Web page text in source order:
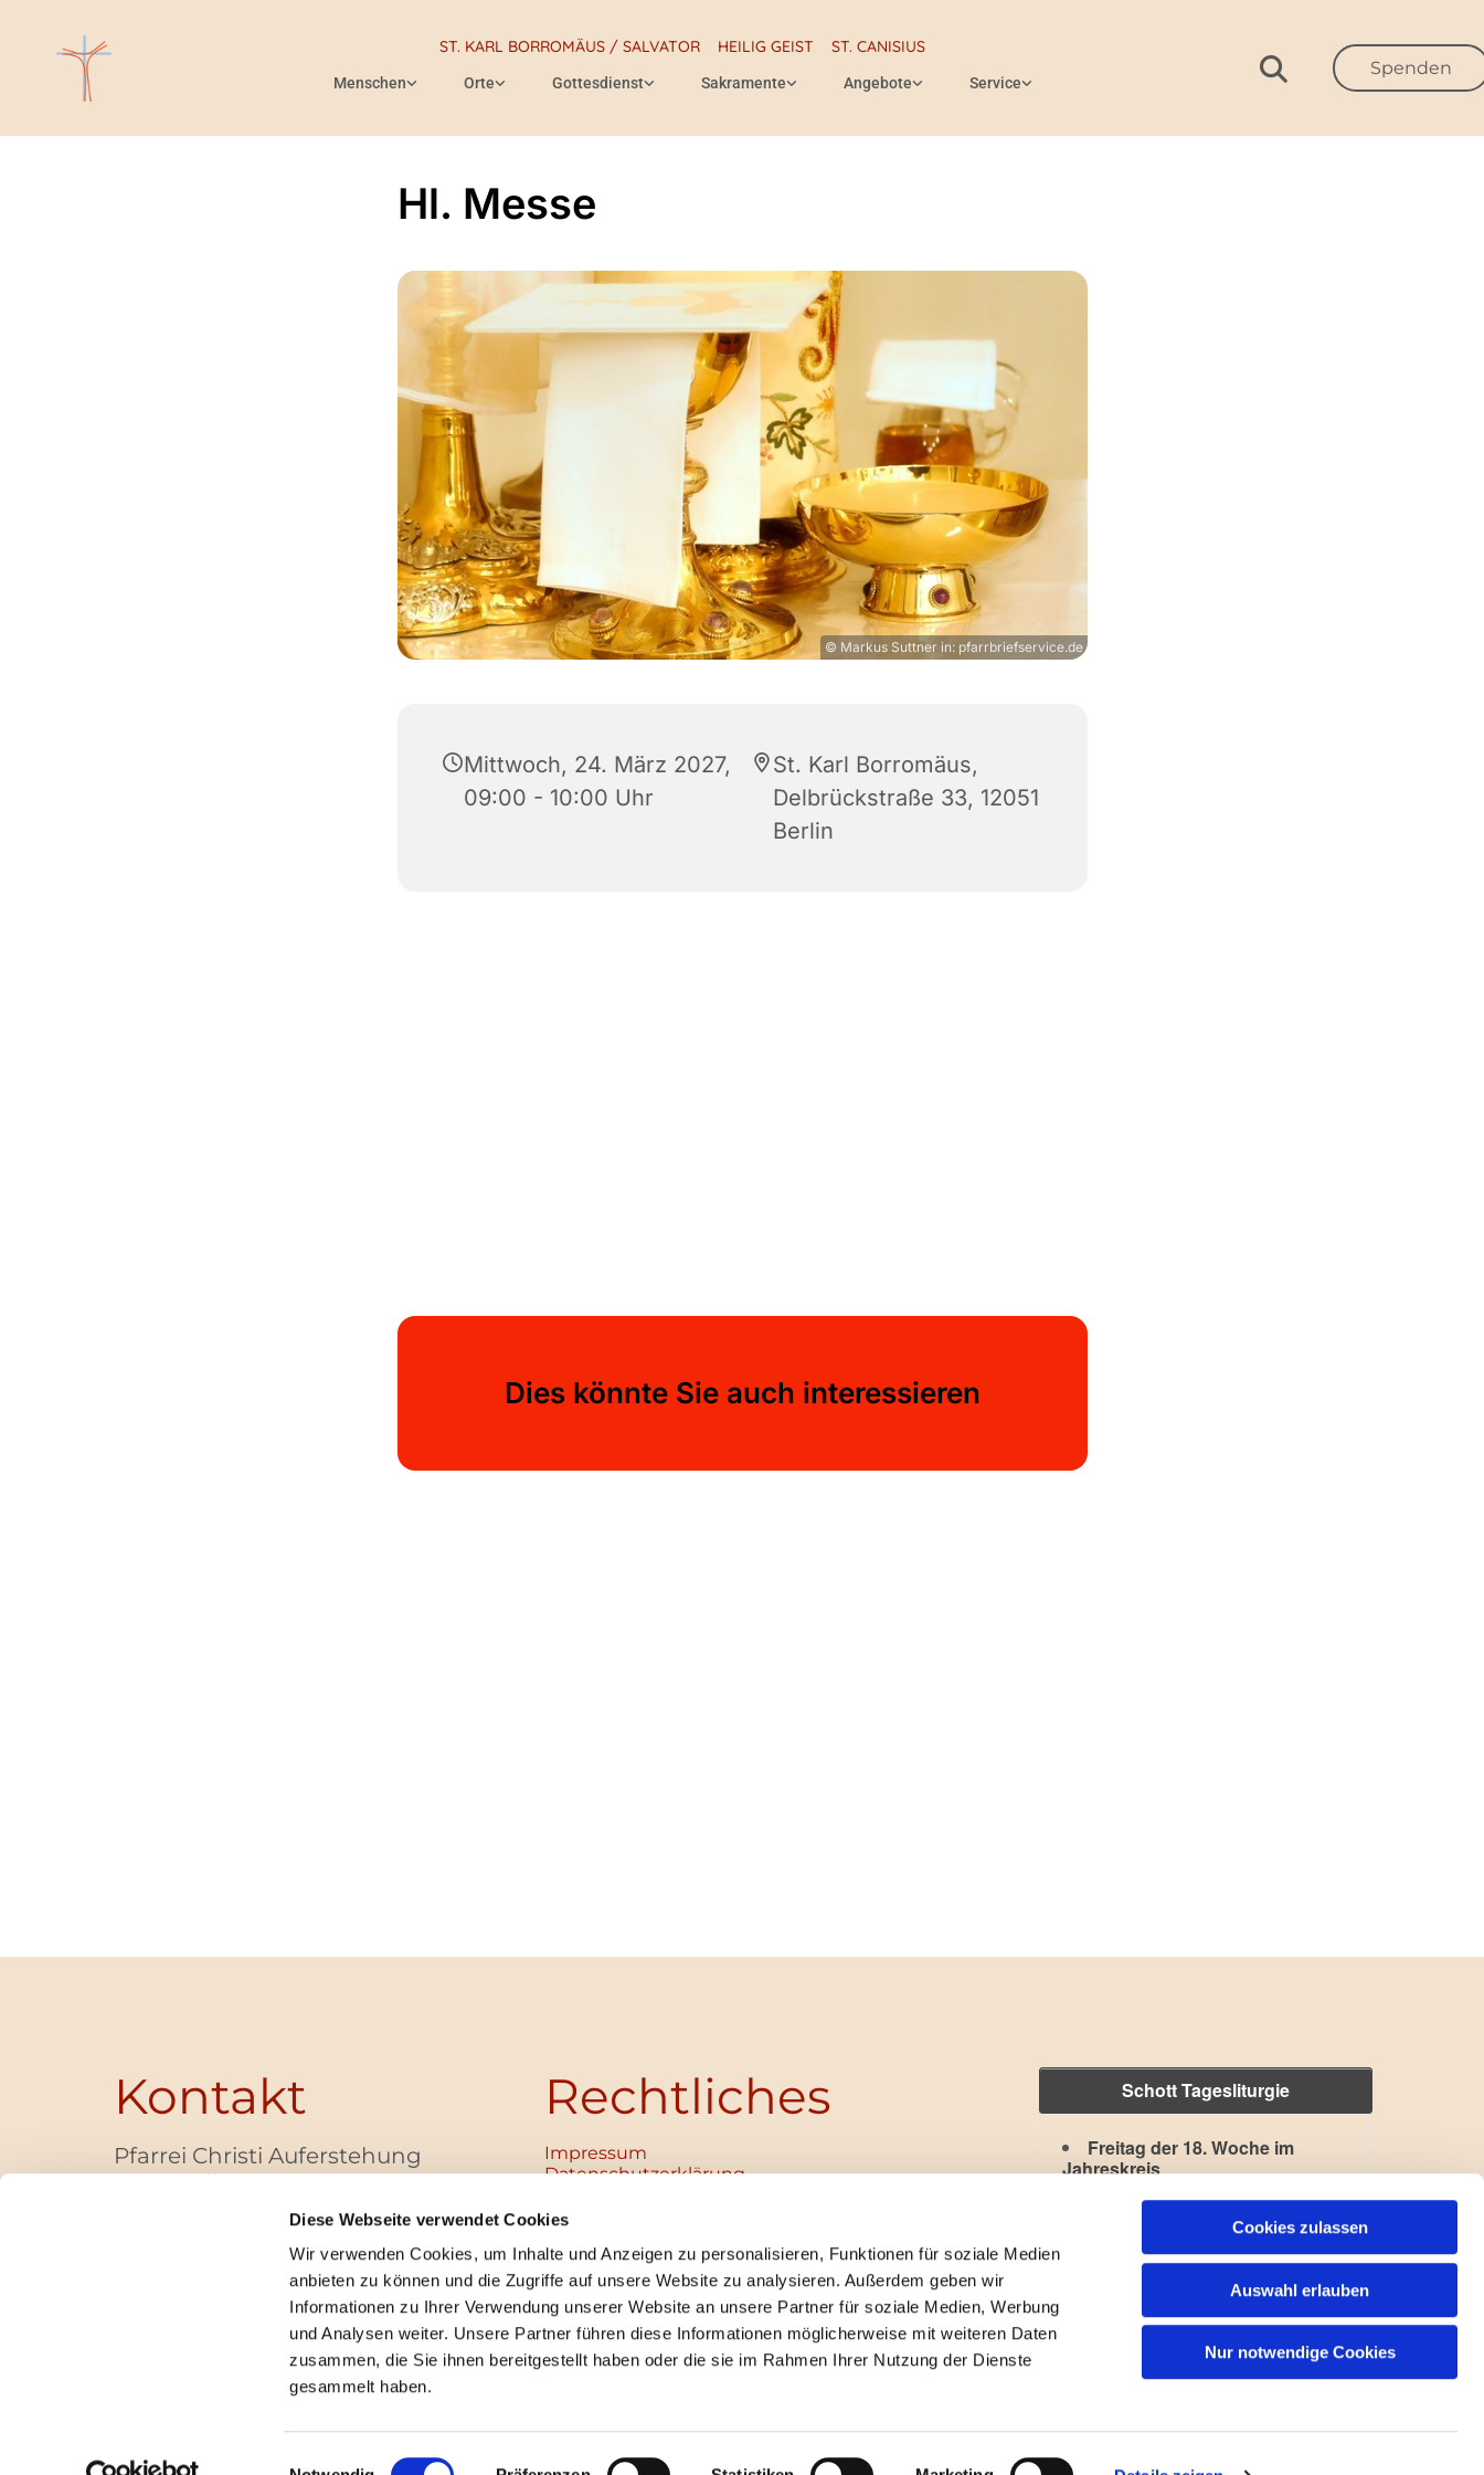
Diese Webseite verwendet Cookies
Wir verwenden Cookies, um Inhalte und Anzeigen zu personalisieren, Funktionen für soziale Medien
anbieten zu können und die Zugriffe auf unsere Website zu analysieren. Außerdem geben wir
Informationen zu Ihrer Verwendung unserer Website an unsere Partner für soziale Medien, Werbung
und Analysen weiter. Unsere Partner führen diese Informationen möglicherweise mit weiteren Daten
zusammen, die Sie ihnen bereitgestellt haben oder die sie im Rahmen Ihrer Nutzung der Dienste
gesammelt haben.
Einwilligungsauswahl
Cookies zulassen
Auswahl erlauben
Nur notwendige Cookies
ST. KARL BORROMÄUS / SALVATOR HEILIG GEIST ST. CANISIUS
Menschen Orte Gottesdienst Sakramente Angebote Service
Spenden
Hl. Messe
© Markus Suttner in: pfarrbriefservice.de
Mittwoch, 24. März 2027,
09:00 - 10:00 Uhr
St. Karl Borromäus,
Delbrückstraße 33, 12051
Berlin
Dies könnte Sie auch interessieren
Kontakt
Pfarrei Christi Auferstehung
Bayernallee 28
+49 (0)30 / 30 00 03 -40
pfarrbuero@christi-auferstehung.net
IBAN DE62 3706 0193 6006 9310 04
Rechtliches
Impressum
Datenschutz­erklärung
Institutionelles Schutzkonzept
Unabhängige Ansprechpersonen
Digitales Hinweisgebersystem
Schott Tagesliturgie
Freitag der 18. Woche im
Jahreskreis
Lesejahr: A II, Stb: II. Woche
Impressum ChurchDesk-Login